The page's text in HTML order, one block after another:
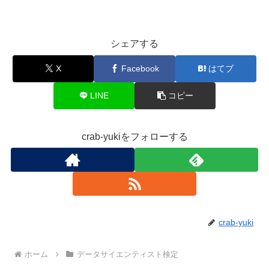
シェアする
X Facebook はてブ
LINE コピー
crab-yukiをフォローする
crab-yuki
ホーム データサイエンティスト検定